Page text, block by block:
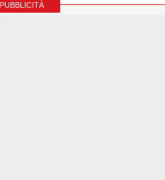
PUBBLICITÀ